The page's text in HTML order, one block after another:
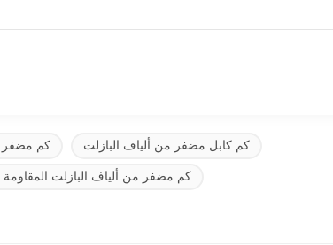
كم مضفر
كم كابل مضفر من ألياف البازلت
كم مضفر من ألياف البازلت المقاومة